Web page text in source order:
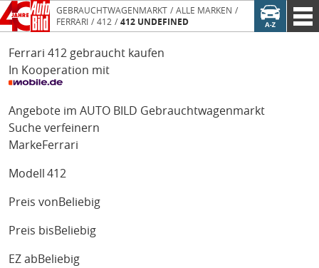
GEBRAUCHTWAGENMARKT
ALLE MARKEN
FERRARI
412 412 UNDEFINED
Ferrari 412 gebraucht kaufen
In Kooperation mit
Angebote im AUTO BILD Gebrauchtwagenmarkt
Suche verfeinern
MarkeFerrari
Modell 412
Preis von Beliebig
Preis bis Beliebig
EZ ab Beliebig